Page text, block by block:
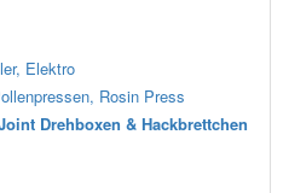
Elektro
Rosin Press
Drehboxen & Hackbrettchen